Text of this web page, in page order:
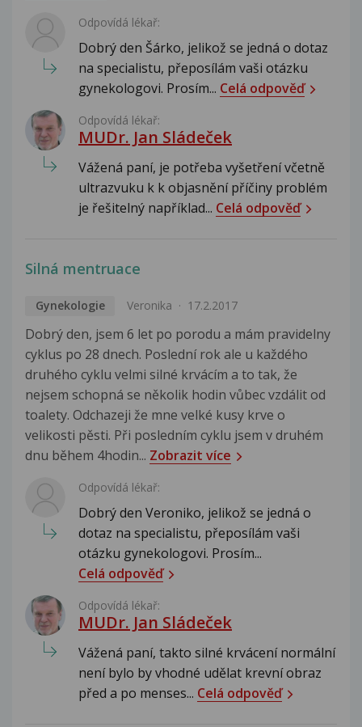
Odpovídá lékař:
Dobrý den Šárko, jelikož se jedná o dotaz
na specialistu, přeposílám vaši otázku
gynekologovi. Prosím... Celá odpověď
Odpovídá lékař:
MUDr. Jan Sládeček
Vážená paní, je potřeba vyšetření včetně
ultrazvuku k k objasnění příčiny problém
je řešitelný například... Celá odpověď
Silná mentruace
Gynekologie Veronika 17.2.2017
Dobrý den, jsem 6 let po porodu a mám pravidelny
cyklus po 28 dnech. Poslední rok ale u každého
druhého cyklu velmi silné krvácím a to tak, že
nejsem schopná se několik hodin vůbec vzdálit od
toalety. Odchazeji že mne velké kusy krve o
velikosti pěsti. Při posledním cyklu jsem v druhém
dnu během 4hodin... Zobrazit více
Odpovídá lékař:
Dobrý den Veroniko, jelikož se jedná o
dotaz na specialistu, přeposílám vaši
otázku gynekologovi. Prosím...
Celá odpověď
Odpovídá lékař:
MUDr. Jan Sládeček
Vážená paní, takto silné krvácení normální
není bylo by vhodné udělat krevní obraz
před a po menses... Celá odpověď